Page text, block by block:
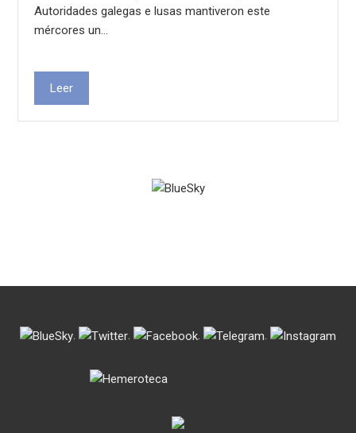
Autoridades galegas e lusas mantiveron este
mércores un…
Leer
. . . .